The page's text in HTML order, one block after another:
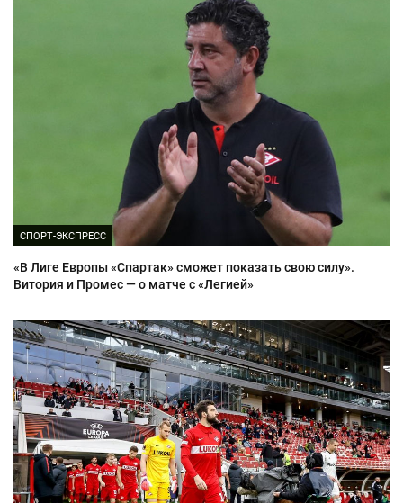
СПОРТ-ЭКСПРЕСС
«В Лиге Европы «Спартак» сможет показать свою силу».
Витория и Промес — о матче с «Легией»